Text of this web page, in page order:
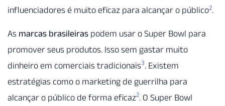
influenciadores é muito eficaz para alcançar o público2.
As marcas brasileiras podem usar o Super Bowl para
promover seus produtos. Isso sem gastar muito
dinheiro em comerciais tradicionais3. Existem
estratégias como o marketing de guerrilha para
alcançar o público de forma eficaz2. O Super Bowl